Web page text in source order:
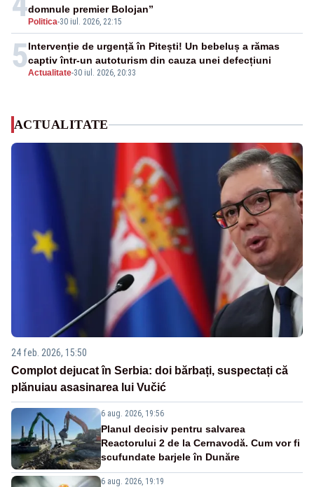
Politica-30 iul. 2026, 22:15
domnule premier Bolojan”
5Actualitate-30 iul. 2026, 20:33
Intervenție de urgență în Pitești! Un bebeluș a rămas
captiv într-un autoturism din cauza unei defecțiuni
ACTUALITATE
24 feb. 2026, 15:50
Complot dejucat în Serbia: doi bărbați, suspectați că
plănuiau asasinarea lui Vučić
6 aug. 2026, 19:56
Planul decisiv pentru salvarea
Reactorului 2 de la Cernavodă. Cum vor fi
scufundate barjele în Dunăre
6 aug. 2026, 19:19